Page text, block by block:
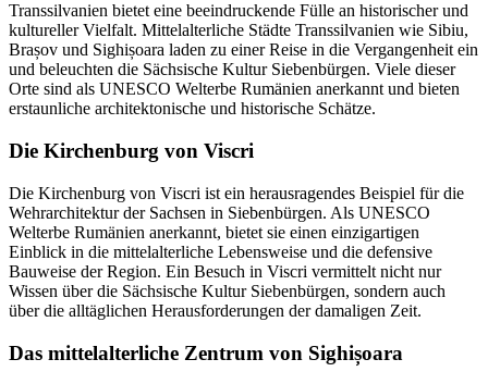
Transsilvanien bietet eine beeindruckende Fülle an historischer und
kultureller Vielfalt. Mittelalterliche Städte Transsilvanien wie Sibiu,
Brașov und Sighișoara laden zu einer Reise in die Vergangenheit ein
und beleuchten die Sächsische Kultur Siebenbürgen. Viele dieser
Orte sind als UNESCO Welterbe Rumänien anerkannt und bieten
erstaunliche architektonische und historische Schätze.
Die Kirchenburg von Viscri
Die Kirchenburg von Viscri ist ein herausragendes Beispiel für die
Wehrarchitektur der Sachsen in Siebenbürgen. Als UNESCO
Welterbe Rumänien anerkannt, bietet sie einen einzigartigen
Einblick in die mittelalterliche Lebensweise und die defensive
Bauweise der Region. Ein Besuch in Viscri vermittelt nicht nur
Wissen über die Sächsische Kultur Siebenbürgen, sondern auch
über die alltäglichen Herausforderungen der damaligen Zeit.
Das mittelalterliche Zentrum von Sighișoara